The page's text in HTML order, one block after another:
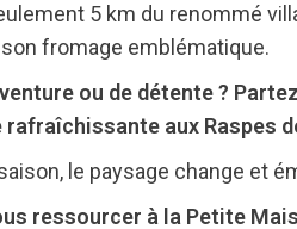
5 km du renommé
fromage emblématique.
ou de détente ?
rafraîchissante aux Raspes
le paysage change et
ressourcer à la Petite